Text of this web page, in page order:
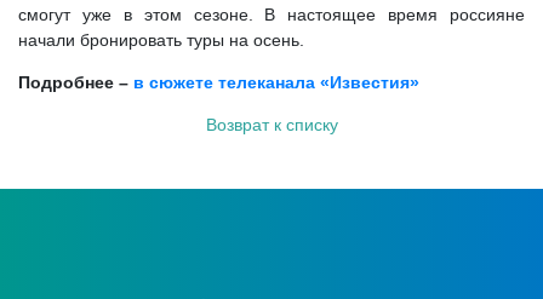
смогут уже в этом сезоне. В настоящее время россияне
начали бронировать туры на осень.
Подробнее – в сюжете телеканала «Известия»
Возврат к списку